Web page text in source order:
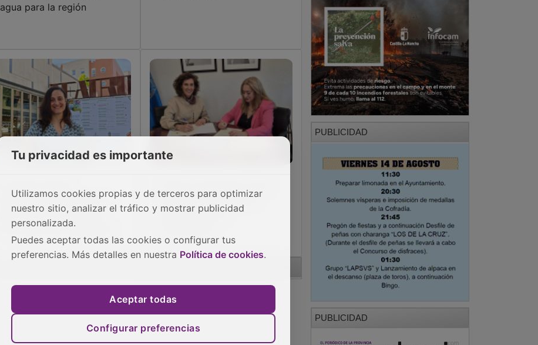
agua para la región
descuentos del 25% para
jóvenes en actividades
culturales de Guadalajara
impulsar la formación
periodística en
PUBLICIDAD
PUBLICIDAD
Tu privacidad es importante
Utilizamos cookies propias y de terceros para optimizar
nuestro sitio, analizar el tráfico y mostrar publicidad
personalizada.
Puedes aceptar todas las cookies o configurar tus
preferencias. Más detalles en nuestra Política de cookies.
Aceptar todas
Configurar preferencias